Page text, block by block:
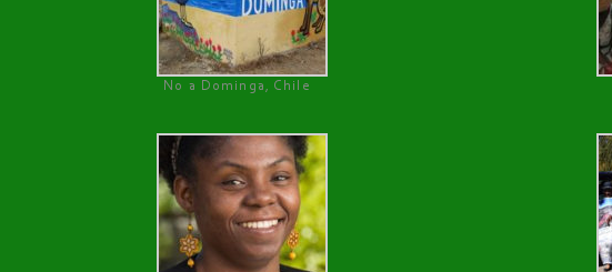
No a Dominga, Chile